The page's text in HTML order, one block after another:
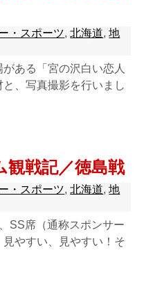
・スポーツ,北海道,地
ある「宮の沢白い恋人
、写真撮影を行いまし
観戦記／徳島戦
・スポーツ,北海道,地
SS席（通称スポンサー
やすい、見やすい！そ